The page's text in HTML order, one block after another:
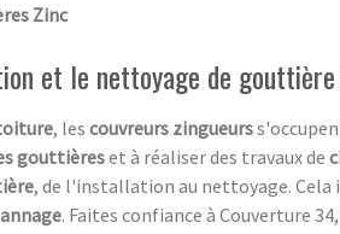
Zinc
et le nettoyage de
, les couvreurs zingueurs
gouttièreset à réaliser des travaux de
, de l'installation au nettoyage. Cela
. Faites confiance à Couverture